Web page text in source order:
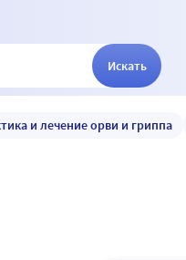
Искать
и лечение орви и гриппа